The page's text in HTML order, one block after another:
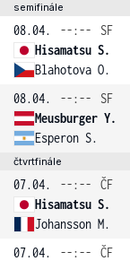
semifinále
08.04. --:--
SF
Hisamatsu S.
Blahotova O.
08.04.
--:--
SF
Meusburger Y.
Esperon S.
čtvrtfinále
07.04. --:--
ČF
Hisamatsu S.
Johansson M.
07.04.
--:--
ČF